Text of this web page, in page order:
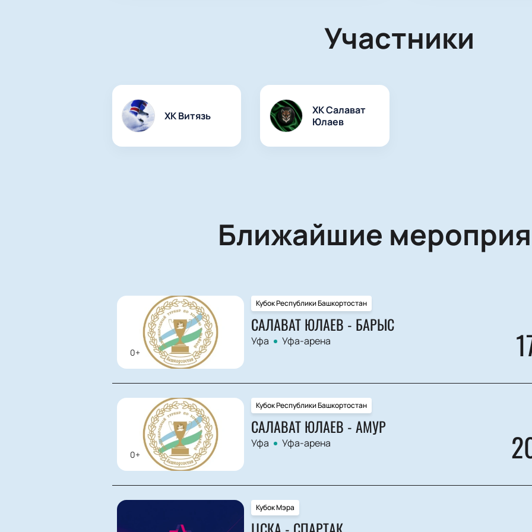
Участники
ХК Витязь
ХК Салават
Юлаев
Ближайшие
0+
Кубок Республики Башкортостан
САЛАВАТ ЮЛАЕВ - БАРЫС
Уфа Уфа-арена
0+
Кубок Республики Башкортостан
САЛАВАТ ЮЛАЕВ - АМУР
Уфа Уфа-арена
Кубок Мэра